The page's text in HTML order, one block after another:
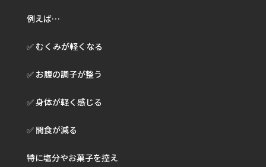
例えば…
✅ むくみが軽くなる
✅ お腹の調子が整う
✅ 身体が軽く感じる
✅ 間食が減る
特に塩分やお菓子を控え